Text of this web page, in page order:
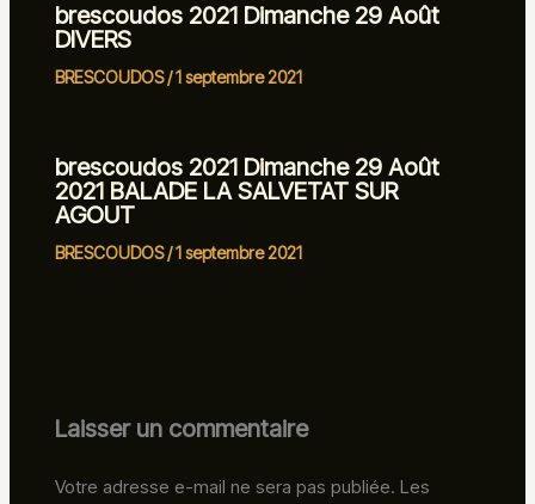
brescoudos 2021 Dimanche 29 Août
DIVERS
BRESCOUDOS/1 septembre 2021
brescoudos 2021 Dimanche 29 Août
2021 BALADE LA SALVETAT SUR
AGOUT
BRESCOUDOS/1 septembre 2021
Laisser un commentaire
Votre adresse e-mail ne sera pas publiée. Les